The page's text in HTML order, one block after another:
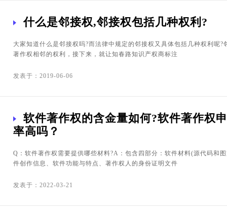
什么是邻接权,邻接权包括几种权利?
大家知道什么是邻接权吗?而法律中规定的邻接权又具体包括几种权利呢?
著作权相邻的权利，接下来，就让知春路知识产权商标注
发表于：2019-06-06
软件著作权的含金量如何?软件著作权
率高吗？
Q：软件著作权需要提供哪些材料?A：包含四部分：软件材料(源代码和
件创作信息、软件功能与特点、著作权人的身份证明文件
发表于：2022-03-21